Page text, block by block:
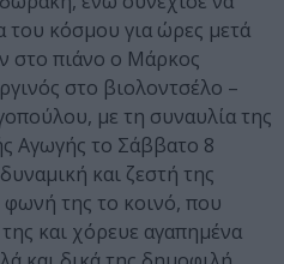
του κόσμου για ώρες μετά
στο πιάνο ο Μάρκος
στο βιολοντσέλο –
με τη συναυλία της
Αγωγής το Σάββατο 8
και ζεστή της
της το κοινό, που
και χόρευε αγαπημένα